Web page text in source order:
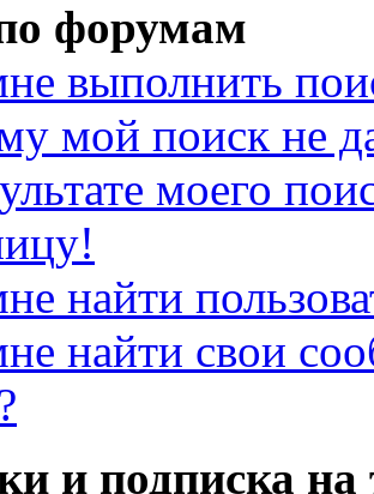
форумам
выполнить
мой поиск не
моего
найти
найти свои
и подписка